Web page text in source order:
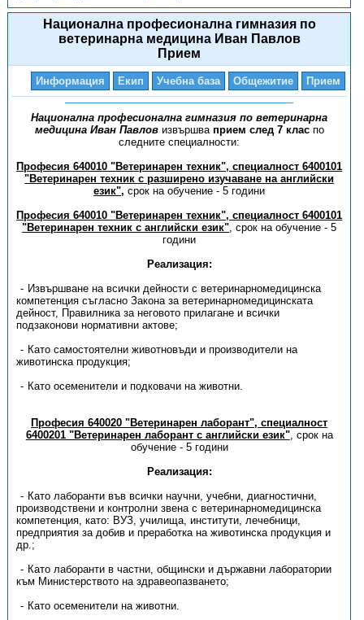
Национална професионална гимназия по
ветеринарна медицина Иван Павлов
Прием
Информация Екип Учебна база Общежитие Прием
Национална професионална гимназия по ветеринарна
медицина Иван Павлов извършва прием след 7 класпо
следните специалности:
Професия 640010 "Ветеринарен техник", специалност 6400101
"Ветеринарен техник с разширено изучаване на английски
език", срок на обучение - 5 години
Професия 640010 "Ветеринарен техник", специалност 6400101
"Ветеринарен техник с английски език", срок на обучение - 5
години
Реализация:
Извършване на всички дейности с ветеринарномедицинска
компетенция съгласно Закона за ветеринарномедицинската
дейност, Правилника за неговото прилагане и всички
подзаконови нормативни актове;
Като самостоятелни животновъди и производители на
животинска продукция;
Като осеменители и подковачи на животни.
Професия 640020 "Ветеринарен лаборант", специалност
6400201 "Ветеринарен лаборант с английски език", срок на
обучение - 5 години
Реализация:
Като лаборанти във всички научни, учебни, диагностични,
производствени и контролни звена с ветеринарномедицинска
компетенция, като: ВУЗ, училища, институти, лечебници,
предприятия за добив и преработка на животинска продукция и
др.;
Като лаборанти в частни, общински и държавни лаборатории
към Министерството на здравеопазването;
Като осеменители на животни.